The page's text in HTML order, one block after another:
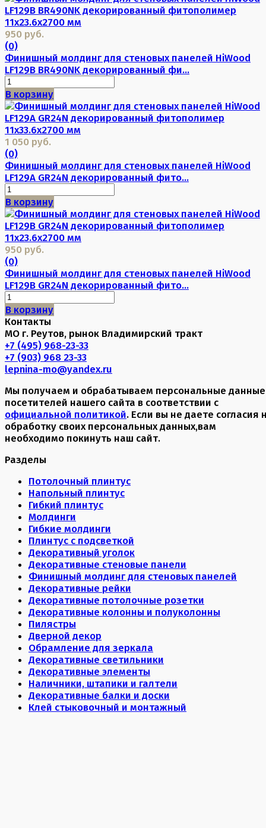
950 руб.
(0)
Финишный молдинг для стеновых панелей HiWood
LF129B BR490NK декорированный фи...
В корзину
1 050 руб.
(0)
Финишный молдинг для стеновых панелей HiWood
LF129A GR24N декорированный фито...
В корзину
950 руб.
(0)
Финишный молдинг для стеновых панелей HiWood
LF129B GR24N декорированный фито...
В корзину
Контакты
МО г. Реутов, рынок Владимирский тракт
+7 (495) 968-23-33
+7 (903) 968 23-33
lepnina-mo@yandex.ru
Мы получаем и обрабатываем персональные данные
посетителей нашего сайта в соответствии с
официальной политикой. Если вы не даете согласия
обработку своих персональных данных,вам
необходимо покинуть наш сайт.
Разделы
Потолочный плинтус
Напольный плинтус
Гибкий плинтус
Молдинги
Гибкие молдинги
Плинтус с подсветкой
Декоративный уголок
Декоративные стеновые панели
Финишный молдинг для стеновых панелей
Декоративные рейки
Декоративные потолочные розетки
Декоративные колонны и полуколонны
Пилястры
Дверной декор
Обрамление для зеркала
Декоративные светильники
Декоративные элементы
Наличники, штапики и галтели
Декоративные балки и доски
Клей стыковочный и монтажный